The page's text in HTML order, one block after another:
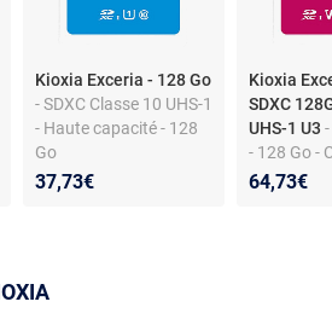
Kioxia Exceria - 128 Go
- SDXC Classe 10 UHS-1
- Haute capacité - 128
Go
37,73€
Kioxia
SDXC
UHS-1 U3
- 128 Go -
UHS-1 U3
64,73€